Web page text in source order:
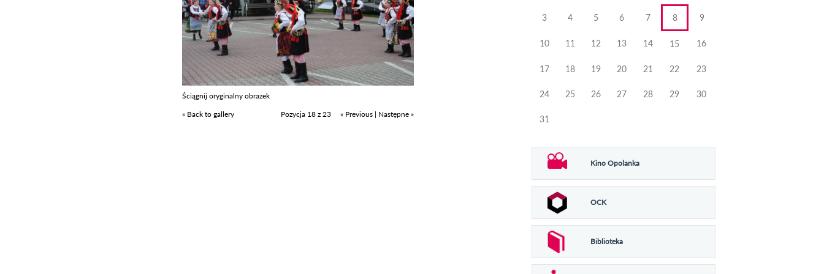
Ściągnij oryginalny obrazek
« Back to gallery
Pozycja 18 z 23 « Previous | Następne »
3 4 5 6 7 8 9
10 11 12 13 14 15 16
17 18 19 20 21 22 23
24 25 26 27 28 29 30
31
Kino Opolanka
OCK
Biblioteka